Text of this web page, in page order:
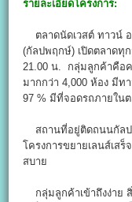
รายละเอียดโครงการ:
ตลาดนัดเวสต์ ทาวน์ อ
(กัลปพฤกษ์) เปิดตลาดทุก
21.00 น. กลุ่มลูกค้าคือ
มากกว่า 4,000 ห้อง มีท
97 % มีที่จอดรถภายใน
สถานที่อยู่ติดถนนกัลป
โครงการขยายเลนส์เสร็
สบาย
กลุ่มลูกค้าเข้าถึงง่าย